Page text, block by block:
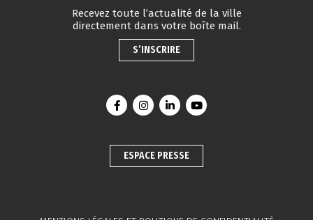
Recevez toute l’actualité de la ville
directement dans votre boîte mail.
S’INSCRIRE
Lien vers le compte Facebook
Lien vers le compte Instagram
Lien vers le compte Linkedin
Lien vers la chaîne
ESPACE PRESSE